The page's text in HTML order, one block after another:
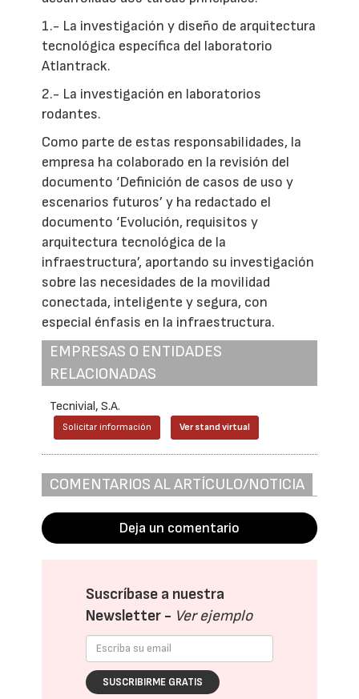
1.- La investigación y diseño de arquitectura
tecnológica específica del laboratorio
Atlantrack.
2.- La investigación en laboratorios
rodantes.
Como parte de estas responsabilidades, la
empresa ha colaborado en la revisión del
documento ‘Definición de casos de uso y
escenarios futuros’ y ha redactado el
documento ‘Evolución, requisitos y
arquitectura tecnológica de la
infraestructura’, aportando su investigación
sobre las necesidades de la movilidad
conectada, inteligente y segura, con
especial énfasis en la infraestructura.
EMPRESAS O ENTIDADES
RELACIONADAS
Tecnivial, S.A.
Solicitar información Ver stand virtual
COMENTARIOS AL ARTÍCULO/NOTICIA
Deja un comentario
Suscríbase a nuestra
Newsletter - Ver ejemplo
SUSCRIBIRME GRATIS